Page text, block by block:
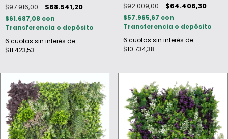
$97.916,00 $68.541,20
$61.687,08 con
Transferencia o depósito
6 cuotas sin interés de
$11.423,53
$92.009,00 $64.406,30
$57.965,67 con
Transferencia o depósito
6 cuotas sin interés de
$10.734,38